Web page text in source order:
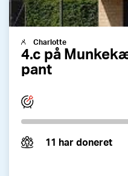
Charlotte
4.c på
pant
11 har doneret